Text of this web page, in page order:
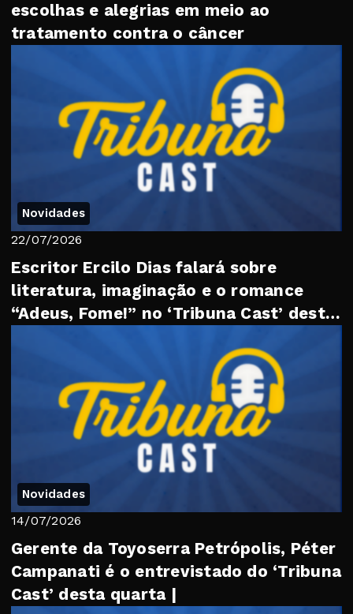
escolhas e alegrias em meio ao
tratamento contra o câncer
Novidades
22/07/2026
Escritor Ercilo Dias falará sobre
literatura, imaginação e o romance
“Adeus, Fome!” no ‘Tribuna Cast’ desta
Novidades
14/07/2026
Gerente da Toyoserra Petrópolis, Péter
Campanati é o entrevistado do ‘Tribuna
Cast’ desta quarta |